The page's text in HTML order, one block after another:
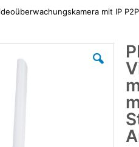
mit IP
Anfang
springen